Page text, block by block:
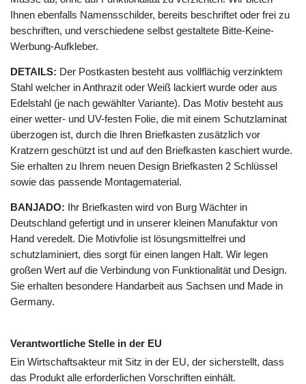
Ihnen ebenfalls Namensschilder, bereits beschriftet oder frei zu
beschriften, und verschiedene selbst gestaltete Bitte-Keine-
Werbung-Aufkleber.
DETAILS: Der Postkasten besteht aus vollflächig verzinktem
Stahl welcher in Anthrazit oder Weiß lackiert wurde oder aus
Edelstahl (je nach gewählter Variante). Das Motiv besteht aus
einer wetter- und UV-festen Folie, die mit einem Schutzlaminat
überzogen ist, durch die Ihren Briefkasten zusätzlich vor
Kratzern geschützt ist und auf den Briefkasten kaschiert wurde.
Sie erhalten zu Ihrem neuen Design Briefkasten 2 Schlüssel
sowie das passende Montagematerial.
BANJADO: Ihr Briefkasten wird von Burg Wächter in
Deutschland gefertigt und in unserer kleinen Manufaktur von
Hand veredelt. Die Motivfolie ist lösungsmittelfrei und
schutzlaminiert, dies sorgt für einen langen Halt. Wir legen
großen Wert auf die Verbindung von Funktionalität und Design.
Sie erhalten besondere Handarbeit aus Sachsen und Made in
Germany.
Verantwortliche Stelle in der EU
Ein Wirtschaftsakteur mit Sitz in der EU, der sicherstellt, dass
das Produkt alle erforderlichen Vorschriften einhält.